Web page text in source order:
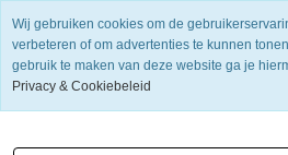
Verzendkosten €6.25 ---> NL: gratis
Wij gebruiken cookies om de
verbeteren of om advertenties te kunnen
gebruik te maken van deze website ga je
Privacy & Cookiebeleid